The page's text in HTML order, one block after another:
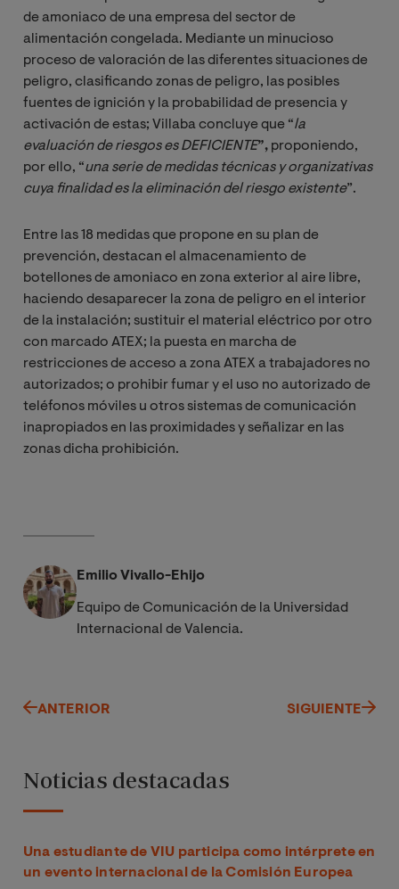
de amoniaco de una empresa del sector de
alimentación congelada. Mediante un minucioso
proceso de valoración de las diferentes situaciones de
peligro, clasificando zonas de peligro, las posibles
fuentes de ignición y la probabilidad de presencia y
activación de estas; Villaba concluye que “la
evaluación de riesgos es DEFICIENTE”, proponiendo,
por ello, “una serie de medidas técnicas y organizativas
cuya finalidad es la eliminación del riesgo existente”.
Entre las 18 medidas que propone en su plan de
prevención, destacan el almacenamiento de
botellones de amoniaco en zona exterior al aire libre,
haciendo desaparecer la zona de peligro en el interior
de la instalación; sustituir el material eléctrico por otro
con marcado ATEX; la puesta en marcha de
restricciones de acceso a zona ATEX a trabajadores no
autorizados; o prohibir fumar y el uso no autorizado de
teléfonos móviles u otros sistemas de comunicación
inapropiados en las proximidades y señalizar en las
zonas dicha prohibición.
Emilio Vivallo-Ehijo
Equipo de Comunicación de la Universidad
Internacional de Valencia.
ANTERIOR SIGUIENTE
Noticias destacadas
Una estudiante de VIU participa como intérprete en
un evento internacional de la Comisión Europea